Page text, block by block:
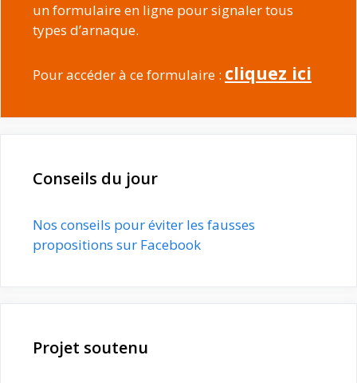
un formulaire en ligne pour signaler tous
types d’arnaque.
Pour accéder à ce formulaire : cliquez ici
Conseils du jour
Nos conseils pour éviter les fausses
propositions sur Facebook
Projet soutenu